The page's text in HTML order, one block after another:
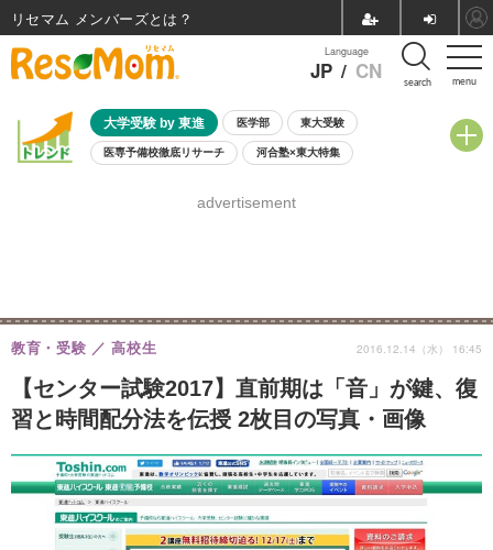
menu
Language
JP / CN search
大学受験 by 東進 医学部 東大受験
医専予備校徹底リサーチ 河合塾×東大特集
8月開催学校説明会・相談会
advertisement
【センター試験2017】直前期は「音」が鍵、復
習と時間配分法を伝授 2枚目の写真・画像
教育・受験 高校生 2016.12.14（水） 16:45
リセマム メンバーズ